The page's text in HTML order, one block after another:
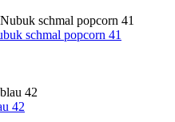
schmal popcorn 41
42